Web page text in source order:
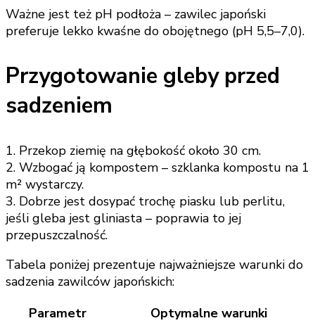
Ważne jest też pH podłoża – zawilec japoński
preferuje lekko kwaśne do obojętnego (pH 5,5–7,0).
Przygotowanie gleby przed
sadzeniem
1. Przekop ziemię na głębokość około 30 cm.
2. Wzbogać ją kompostem – szklanka kompostu na 1
m² wystarczy.
3. Dobrze jest dosypać trochę piasku lub perlitu,
jeśli gleba jest gliniasta – poprawia to jej
przepuszczalność.
Tabela poniżej prezentuje najważniejsze warunki do
sadzenia zawilców japońskich:
Parametr
Optymalne warunki